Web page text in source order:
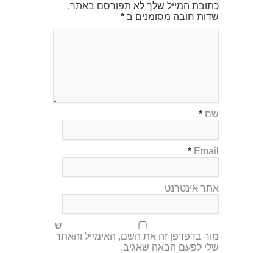
כתובת המייל שלך לא תפורסם באתר.
שדות חובה מסומנים ב *
שם *
Email
*
אתר אינטרנט
ש
מור בדפדפן זה את השם, האימייל והאתר
שלי לפעם הבאה שאגיב.